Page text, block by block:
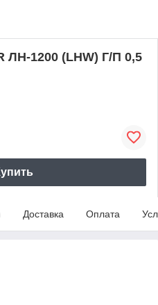
1200 (LHW) Г/П 0,5
Доставка Оплата